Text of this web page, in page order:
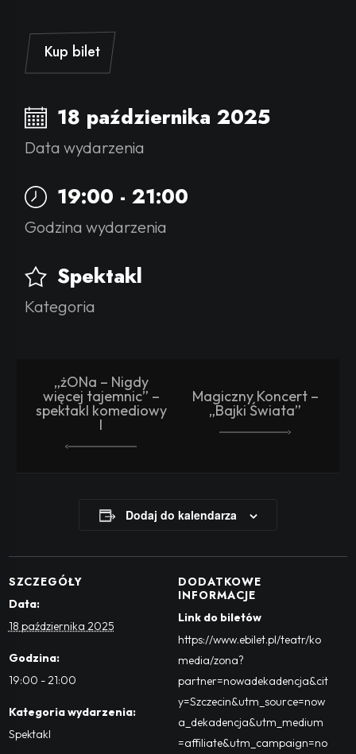
Kup bilet
18 października 2025
Data wydarzenia
19:00 - 21:00
Godzina wydarzenia
Spektakl
Kategoria
„żONa – Nigdy
więcej tajemnic” –
spektakl komediowy
I
Magiczny Koncert –
„Bajki Świata”
Dodaj do kalendarza
SZCZEGÓŁY
Data:
18 października 2025
Godzina:
19:00 - 21:00
Kategoria wydarzenia:
Spektakl
DODATKOWE
INFORMACJE
Link do biletów
https://www.ebilet.pl/teatr/ko
media/zona?
partner=nowadekadencja&cit
y=Szczecin&utm_source=now
a_dekadencja&utm_medium
=affiliate&utm_campaign=no